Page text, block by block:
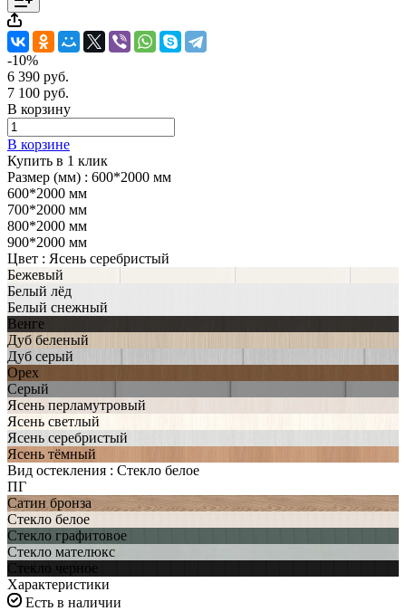
-10%
6 390 руб.
7 100 руб.
В корзину
В корзине
Купить в 1 клик
Размер (мм) : 600*2000 мм
600*2000 мм
700*2000 мм
800*2000 мм
900*2000 мм
Цвет : Ясень серебристый
Бежевый
Белый лёд
Белый снежный
Венге
Дуб беленый
Дуб серый
Орех
Серый
Ясень перламутровый
Ясень светлый
Ясень серебристый
Ясень тёмный
Вид остекления : Стекло белое
ПГ
Сатин бронза
Стекло белое
Стекло графитовое
Стекло мателюкс
Стекло черное
Характеристики
Есть в наличии